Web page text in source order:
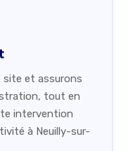
et assurons
tout en
intervention
à Neuilly-sur-